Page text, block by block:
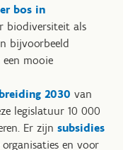
bos in
biodiversiteit als
bijvoorbeeld
mooie
2030 van
legislatuur 10 000
Er zijn subsidies
en voor